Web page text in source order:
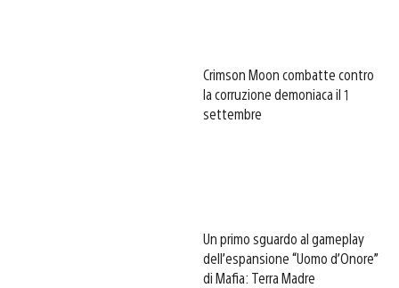
Crimson Moon combatte contro
la corruzione demoniaca il 1
settembre
Un primo sguardo al gameplay
dell’espansione “Uomo d’Onore”
di Mafia: Terra Madre